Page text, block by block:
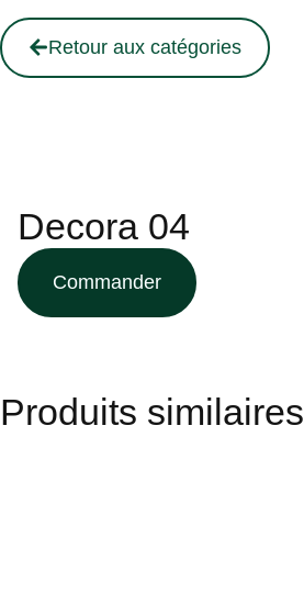
Retour aux catégories
Decora 04
Commander
Produits similaires